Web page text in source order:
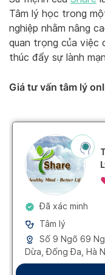
Tâm lý học trong
nghiệp nhằm nâng
quan trọng của việc
thúc đẩy sự lành
Giá tư vấn tâm lý